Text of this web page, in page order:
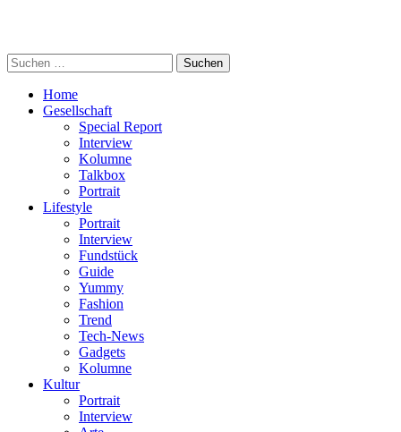
Suchen
nach:
Home
Gesellschaft
Special Report
Interview
Kolumne
Talkbox
Portrait
Lifestyle
Portrait
Interview
Fundstück
Guide
Yummy
Fashion
Trend
Tech-News
Gadgets
Kolumne
Kultur
Portrait
Interview